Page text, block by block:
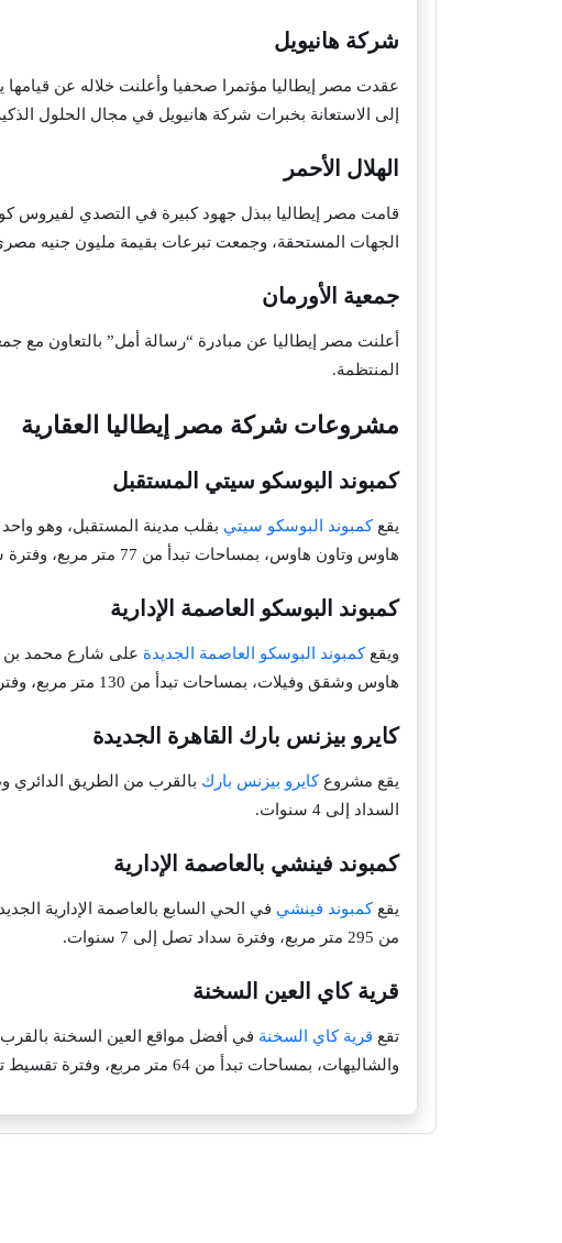
شركة هانيويل
عقدت مصر إيطاليا مؤتمرا صحفيا وأعلنت خلاله عن قيامها
إلى الاستعانة بخبرات شركة هانيويل في مجال الحلول
الهلال الأحمر
قامت مصر إيطاليا ببذل جهود كبيرة في التصدي لفيروس
الجهات المستحقة، وجمعت تبرعات بقيمة مليون جنيه
جمعية الأورمان
المنتظمة.
مشروعات شركة مصر إيطاليا العقارية
كمبوند البوسكو سيتي المستقبل
يقعكمبوند البوسكو سيتي
هاوس وتاون هاوس، بمساحات تبدأ من 77 متر مربع، وفترة سداد تصل إلى 12 سنة.
كمبوند البوسكو العاصمة الإدارية
ويقعكمبوند البوسكو العاصمة الجديدة
هاوس وشقق وفيلات، بمساحات تبدأ من 130 متر مربع، وفترات سداد تصل إلى 9 سنوات.
كايرو بيزنس بارك القاهرة الجديدة
يقع مشروعكايرو بيزنس بارك
السداد إلى 4 سنوات.
كمبوند فينشي بالعاصمة الإدارية
يقعكمبوند فينشي
من 295 متر مربع، وفترة سداد تصل إلى 7 سنوات.
قرية كاي العين السخنة
تقع قرية كاي السخنة
والشاليهات، بمساحات تبدأ من 64 متر مربع، وفترة تقسيط تصل إلى 7 سنوات.